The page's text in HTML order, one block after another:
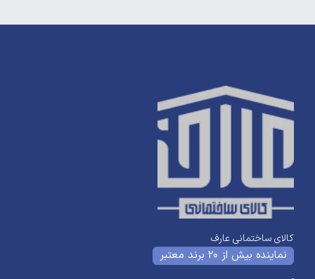
کالای ساختمانی عارف
نماینده بیش از 20 برند معتبر